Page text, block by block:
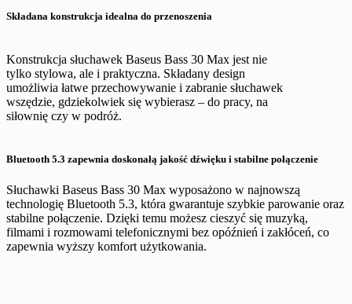
Składana konstrukcja idealna do przenoszenia
Konstrukcja słuchawek Baseus Bass 30 Max jest nie
tylko stylowa, ale i praktyczna. Składany design
umożliwia łatwe przechowywanie i zabranie słuchawek
wszędzie, gdziekolwiek się wybierasz – do pracy, na
siłownię czy w podróż.
Bluetooth 5.3 zapewnia doskonałą jakość dźwięku i stabilne połączenie
Słuchawki Baseus Bass 30 Max wyposażono w najnowszą
technologię Bluetooth 5.3, która gwarantuje szybkie parowanie oraz
stabilne połączenie. Dzięki temu możesz cieszyć się muzyką,
filmami i rozmowami telefonicznymi bez opóźnień i zakłóceń, co
zapewnia wyższy komfort użytkowania.